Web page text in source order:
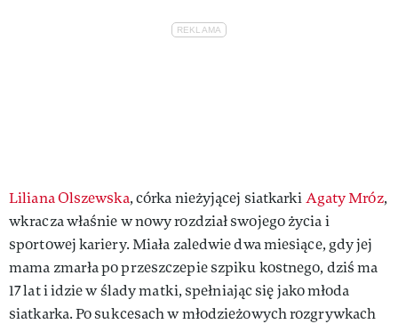
Liliana Olszewska, córka nieżyjącej siatkarkiAgaty Mróz,
wkracza właśnie w nowy rozdział swojego życia i
sportowej kariery. Miała zaledwie dwa miesiące, gdy jej
mama zmarła po przeszczepie szpiku kostnego, dziś ma
17 lat i idzie w ślady matki, spełniając się jako młoda
siatkarka. Po sukcesach w młodzieżowych rozgrywkach